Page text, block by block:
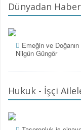
Dünyadan
Emeğin ve
Nilgün Güngör
Hukuk - İşçi